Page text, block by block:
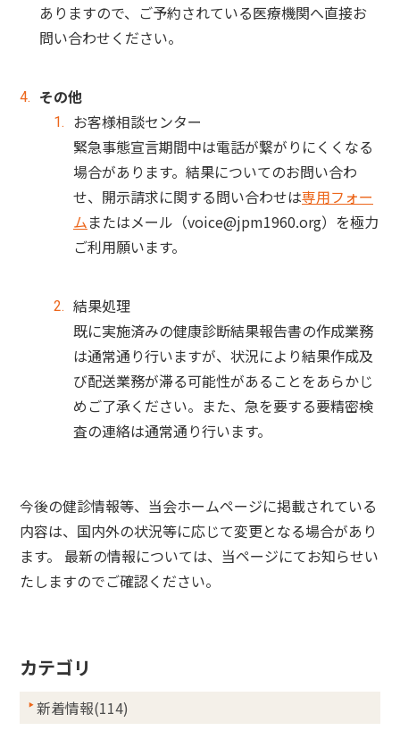
ありますので、ご予約されている医療機関へ直接お
問い合わせください。
その他
お客様相談センター
緊急事態宣言期間中は電話が繋がりにくくなる
場合があります。結果についてのお問い合わ
せ、開示請求に関する問い合わせは専用フォー
ムまたはメール（voice@jpm1960.org）を極力
ご利用願います。
結果処理
既に実施済みの健康診断結果報告書の作成業務
は通常通り行いますが、状況により結果作成及
び配送業務が滞る可能性があることをあらかじ
めご了承ください。また、急を要する要精密検
査の連絡は通常通り行います。
今後の健診情報等、当会ホームページに掲載されている
内容は、国内外の状況等に応じて変更となる場合があり
ます。 最新の情報については、当ページにてお知らせい
たしますのでご確認ください。
カテゴリ
新着情報(114)